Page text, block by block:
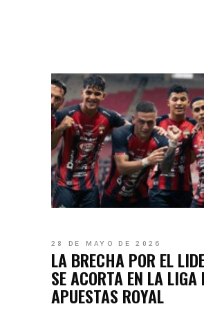
28 DE MAYO DE 2026
LA BRECHA POR EL
SE ACORTA EN LA LIGA
APUESTAS ROYAL